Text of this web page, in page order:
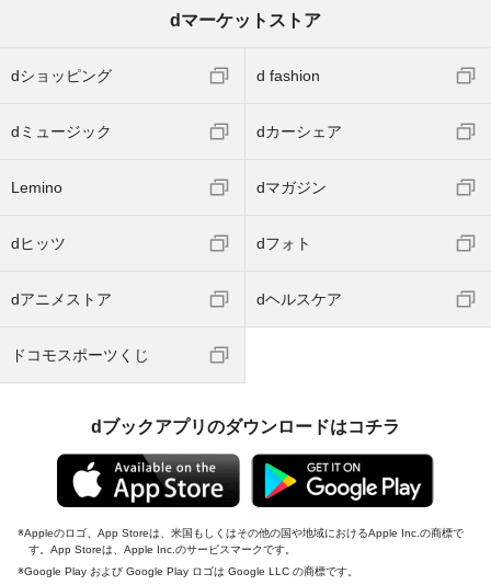
dマーケットストア
dショッピング d fashion
dミュージック dカーシェア
Lemino dマガジン
dヒッツ dフォト
dアニメストア dヘルスケア
ドコモスポーツくじ
dブックアプリのダウンロードはコチラ
Appleのロゴ、App Storeは、米国もしくはその他の国や地域におけるApple Inc.の商標で
す。App Storeは、Apple Inc.のサービスマークです。
Google Play および Google Play ロゴは Google LLC の商標です。